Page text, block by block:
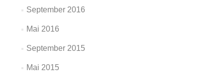
September 2016
Mai 2016
September 2015
Mai 2015